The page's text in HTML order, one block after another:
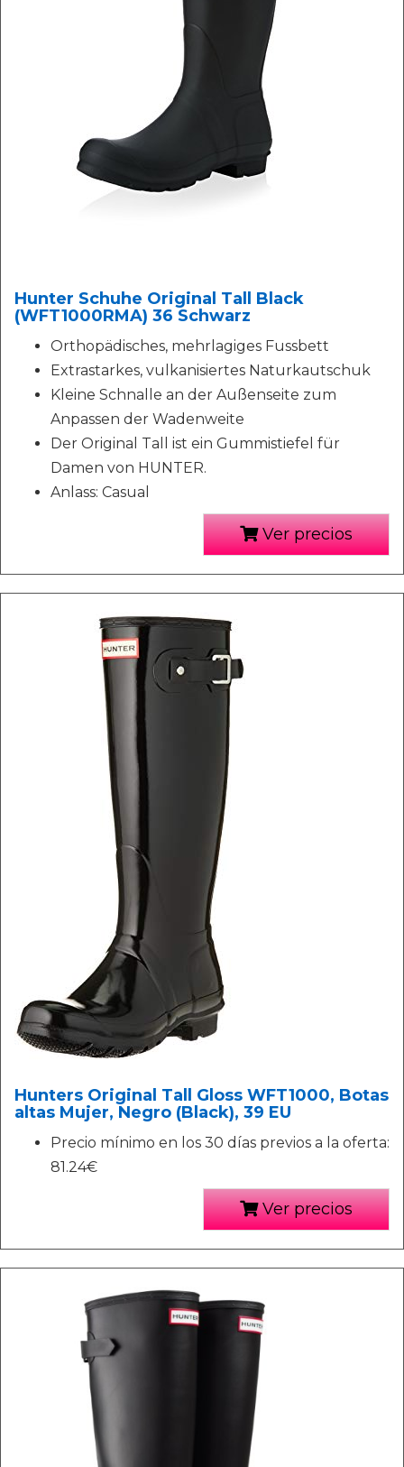
Hunter Schuhe Original Tall Black
(WFT1000RMA) 36 Schwarz
Orthopädisches, mehrlagiges Fussbett
Extrastarkes, vulkanisiertes Naturkautschuk
Kleine Schnalle an der Außenseite zum
Anpassen der Wadenweite
Der Original Tall ist ein Gummistiefel für
Damen von HUNTER.
Anlass: Casual
Ver precios
Hunters Original Tall Gloss WFT1000, Botas
altas Mujer, Negro (Black), 39 EU
Precio mínimo en los 30 días previos a la oferta:
81.24€
Ver precios